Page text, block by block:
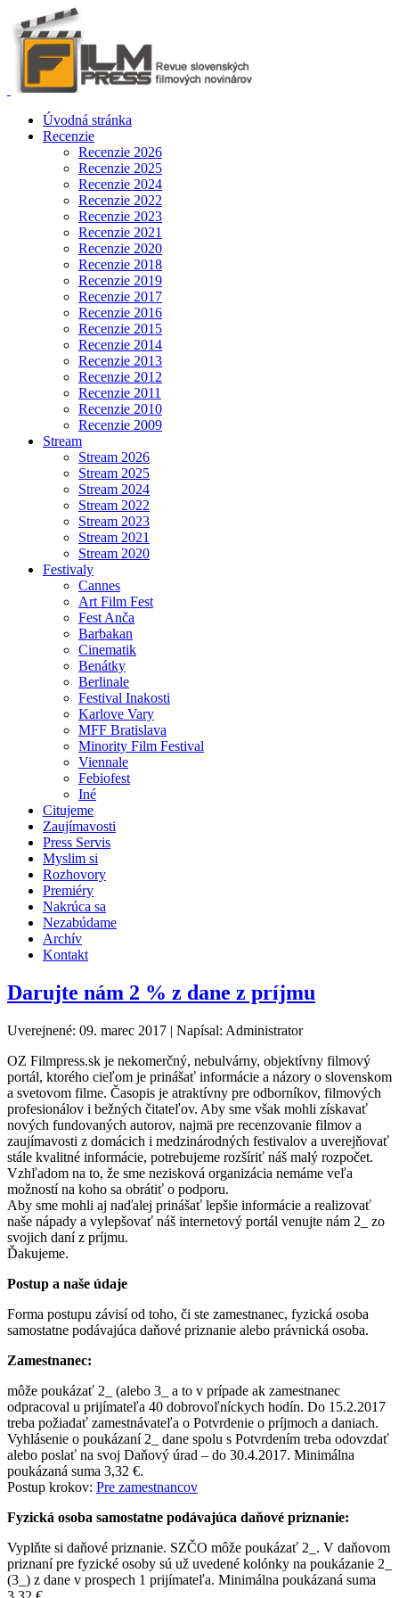
Úvodná stránka
Recenzie
Recenzie 2026
Recenzie 2025
Recenzie 2024
Recenzie 2022
Recenzie 2023
Recenzie 2021
Recenzie 2020
Recenzie 2018
Recenzie 2019
Recenzie 2017
Recenzie 2016
Recenzie 2015
Recenzie 2014
Recenzie 2013
Recenzie 2012
Recenzie 2011
Recenzie 2010
Recenzie 2009
Stream
Stream 2026
Stream 2025
Stream 2024
Stream 2022
Stream 2023
Stream 2021
Stream 2020
Festivaly
Cannes
Art Film Fest
Fest Anča
Barbakan
Cinematik
Benátky
Berlinale
Festival Inakosti
Karlove Vary
MFF Bratislava
Minority Film Festival
Viennale
Febiofest
Iné
Citujeme
Zaujímavosti
Press Servis
Myslim si
Rozhovory
Premiéry
Nakrúca sa
Nezabúdame
Archív
Kontakt
Darujte nám 2 % z dane z príjmu
Uverejnené: 09. marec 2017 | Napísal: Administrator
OZ Filmpress.sk je nekomerčný, nebulvárny, objektívny filmový
portál, ktorého cieľom je prinášať informácie a názory o slovenskom
a svetovom filme. Časopis je atraktívny pre odborníkov, filmových
profesionálov i bežných čitateľov. Aby sme však mohli získavať
nových fundovaných autorov, najmä pre recenzovanie filmov a
zaujímavosti z domácich i medzinárodných festivalov a uverejňovať
stále kvalitné informácie, potrebujeme rozšíriť náš malý rozpočet.
Vzhľadom na to, že sme nezisková organizácia nemáme veľa
možností na koho sa obrátiť o podporu.
Aby sme mohli aj naďalej prinášať lepšie informácie a realizovať
naše nápady a vylepšovať náš internetový portál venujte nám 2_ zo
svojich daní z príjmu.
Ďakujeme.
Postup a naše údaje
Forma postupu závisí od toho, či ste zamestnanec, fyzická osoba
samostatne podávajúca daňové priznanie alebo právnická osoba.
Zamestnanec:
môže poukázať 2_ (alebo 3_ a to v prípade ak zamestnanec
odpracoval u prijímateľa 40 dobrovoľníckych hodín. Do 15.2.2017
treba požiadať zamestnávateľa o Potvrdenie o príjmoch a daniach.
Vyhlásenie o poukázaní 2_ dane spolu s Potvrdením treba odovzdať
alebo poslať na svoj Daňový úrad – do 30.4.2017. Minimálna
poukázaná suma 3,32 €.
Postup krokov: Pre zamestnancov
Fyzická osoba samostatne podávajúca daňové priznanie:
Vyplňte si daňové priznanie. SZČO môže poukázať 2_. V daňovom
priznaní pre fyzické osoby sú už uvedené kolónky na poukázanie 2_
(3_) z dane v prospech 1 prijímateľa. Minimálna poukázaná suma